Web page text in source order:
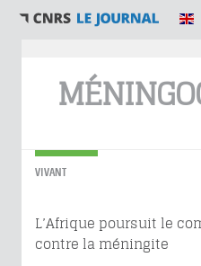
VIVANT
L’Afrique poursuit le
contre la méningite